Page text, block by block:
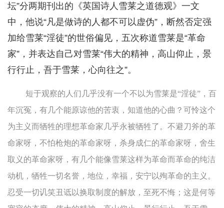
坛”分两期刊出的《英国诗人雪莱之道德观》一文
中，他说“凡是做诗的人都不可以虚伪”，断然否定强
加给雪莱“淫徒”的世俗偏见，五次称道雪莱是“革命
家”，并表达自己对雪莱“伟大的精神，高山仰止，景
行行止，吾于雪莱，心向往之”。
短于观察的人们几乎没有一个不以为雪莱是“淫徒”，百
年沉冤，有几个能原谅他的苦衷，知道他的心曲？可怜这个
为主义而牺牲的理想革命家几乎永被牺牲了。不避刀斧的革
命家呀，不怕枪炮的革命家呀，杀身成仁的革命家呀，舍生
取义的革命家呀，有几个能像雪莱这样为革命而革命的纯洁
动机，牺牲一切名誉，地位，幸福，安宁以殉革命的主义。
忍受一切讥笑丑诋以换取制度的解放，至死不悔；这是何等